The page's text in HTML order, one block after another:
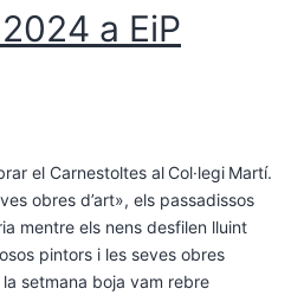
a EiP
el Carnestoltes al Col·legi Martí.
obres d’art», els passadissos
mentre els nens desfilen lluint
pintors i les seves obres
setmana boja vam rebre